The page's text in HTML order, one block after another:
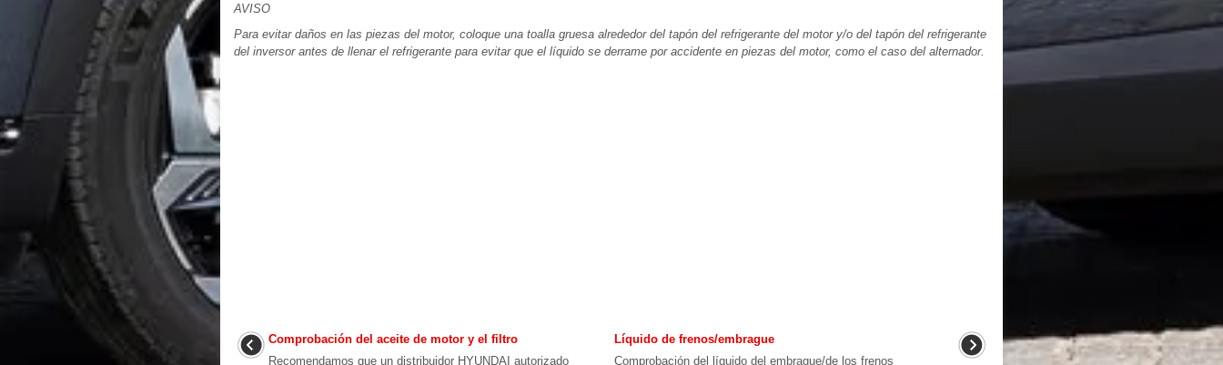
AVISO
Para evitar daños en las piezas del motor, coloque una toalla gruesa alrededor del tapón del refrigerante del motor y/o del tapón del refrigerante
del inversor antes de llenar el refrigerante para evitar que el líquido se derrame por accidente en piezas del motor, como el caso del alternador.
Comprobación del aceite de motor y el filtro
Recomendamos que un distribuidor HYUNDAI autorizado
Líquido de frenos/embrague
Comprobación del líquido del embrague/de los frenos